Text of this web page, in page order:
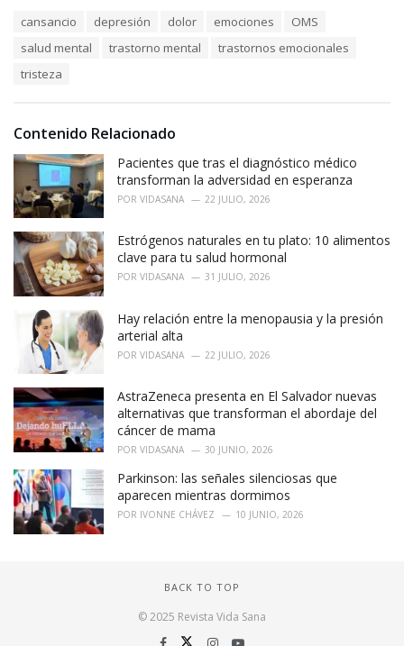
s
:
cansancio depresión dolor emociones
OMS
salud mental
trastorno mental
trastornos emocionales
tristeza
Contenido Relacionado
Pacientes que tras el diagnóstico médico
transforman la adversidad en esperanza
POR VIDASANA 22 JULIO, 2026
Estrógenos naturales en tu plato: 10 alimentos
clave para tu salud hormonal
POR VIDASANA 31 JULIO, 2026
Hay relación entre la menopausia y la presión
arterial alta
POR VIDASANA 22 JULIO, 2026
AstraZeneca presenta en El Salvador nuevas
alternativas que transforman el abordaje del
cáncer de mama
POR VIDASANA 30 JUNIO, 2026
Parkinson: las señales silenciosas que
aparecen mientras dormimos
POR IVONNE CHÁVEZ 10 JUNIO, 2026
BACK TO TOP
© 2025 Revista Vida Sana